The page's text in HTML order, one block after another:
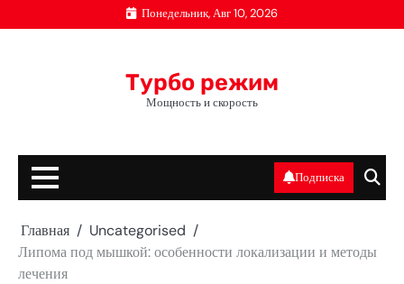
к
Понедельник, Авг 10, 2026
Турбо режим
Мощность и скорость
Подписка
Главная
Uncategorised
Липома под мышкой: особенности локализации и методы
лечения